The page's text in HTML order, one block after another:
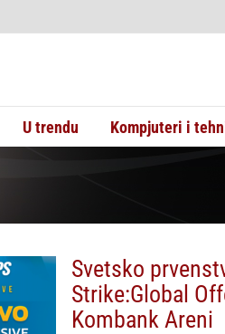
U trendu Kompjuteri i
Svetsko
Strike:Global
Kombank Areni